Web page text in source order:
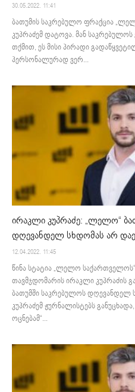
30.05.2022. 11:41
ბათუმის საკრებულო ფრაქცია
კუპრაძემ დატოვა. მან საკრებულოს
თქმით, ეს მისი პირადი
პერსონალურად ვერ...
ირაკლი კუპრაძე: „ლელო“
დღევანდელ სხდომას არ
12.04.2022. 11:45
წინა სტატია „ლელო
თავმჯდომარის ირაკლი კუპრაძის
ბათუმში საკრებულოს
კუპრაძემ ჟურნალისტებს
ოცნებამ“...